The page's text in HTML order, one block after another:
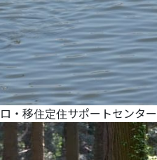
・移住定住サポートセンタ